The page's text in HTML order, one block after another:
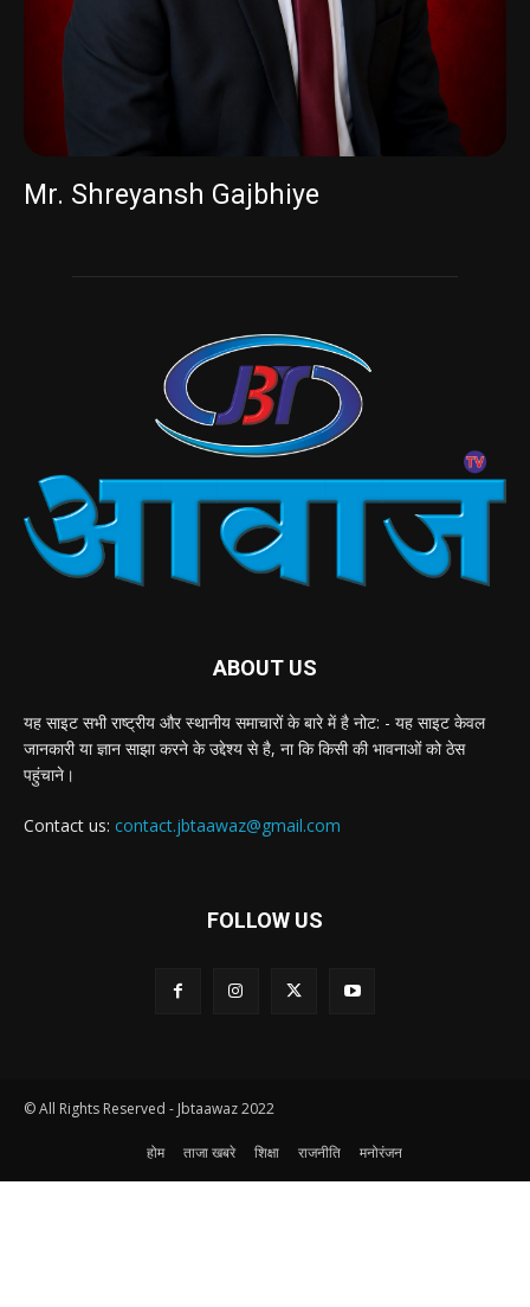
Mr. Shreyansh Gajbhiye
ABOUT US
यह साइट सभी राष्ट्रीय और स्थानीय समाचारों के बारे में है नोट: - यह साइट केवल
जानकारी या ज्ञान साझा करने के उद्देश्य से है, ना कि किसी की भावनाओं को ठेस
पहुंचाने।
Contact us: contact.jbtaawaz@gmail.com
FOLLOW US
© All Rights Reserved - Jbtaawaz 2022
होम ताजा खबरे शिक्षा राजनीति मनोरंजन